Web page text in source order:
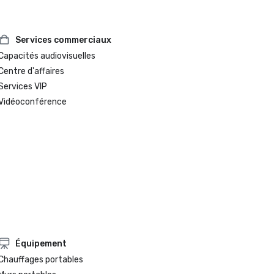
Services commerciaux
audiovisuelles
d'affaires
VIP
Équipement
portables